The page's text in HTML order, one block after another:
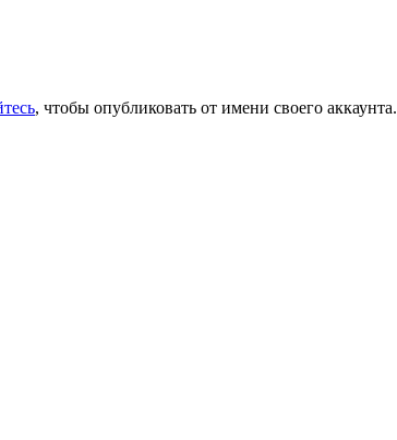
, чтобы опубликовать от имени своего аккаунта.